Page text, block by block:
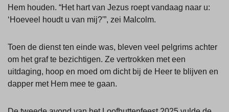
Hem houden. “Het hart van Jezus roept vandaag naar u:
‘Hoeveel houdt u van mij?'”, zei Malcolm.
Toen de dienst ten einde was, bleven veel pelgrims achter
om het graf te bezichtigen. Ze vertrokken met een
uitdaging, hoop en moed om dicht bij de Heer te blijven en
dapper met Hem mee te gaan.